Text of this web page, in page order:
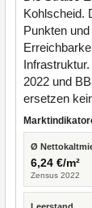
Kohlscheid.
Punkten
2022 und
ersetzen
Ø
6,24 €/m²
Zensus 2022